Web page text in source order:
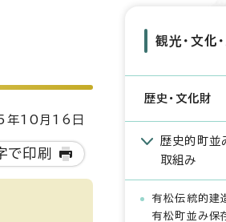
10月16日
で印刷
観光・文化
歴史・文化財
歴史的町並
取組み
有松伝統的建
有松町並み保